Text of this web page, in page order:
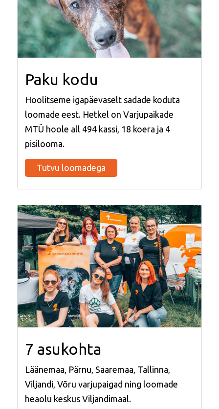
Paku kodu
Hoolitseme igapäevaselt sadade koduta
loomade eest. Hetkel on Varjupaikade
MTÜ hoole all 494 kassi, 18 koera ja 4
pisilooma.
Tutvu loomadega
7 asukohta
Läänemaa, Pärnu, Saaremaa, Tallinna,
Viljandi, Võru varjupaigad ning loomade
heaolu keskus Viljandimaal.